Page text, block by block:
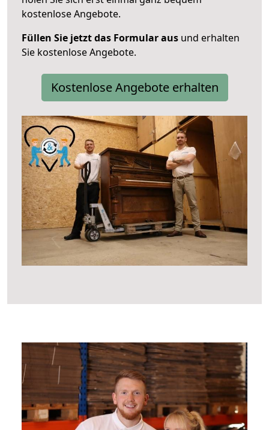
kostenlose Angebote.
Füllen Sie jetzt das Formular aus und erhalten
Sie kostenlose Angebote.
Kostenlose Angebote erhalten